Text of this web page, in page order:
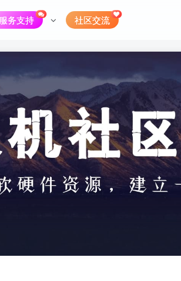
服务支持 社区交流